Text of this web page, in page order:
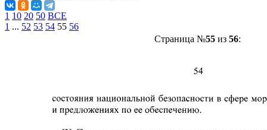
1 10 20 50 ВСЕ
1 ... 52 53 54 55 56
Страница №55из 56: